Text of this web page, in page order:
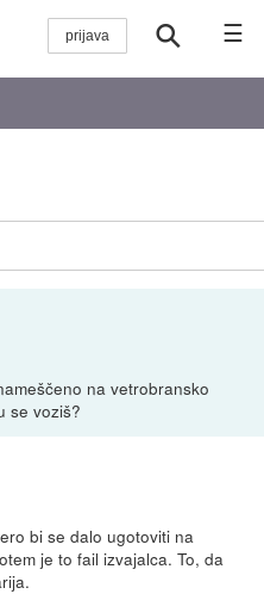
☰
na vetrobransko
se voziš?
bi se dalo ugotoviti na
je to fail izvajalca. To, da